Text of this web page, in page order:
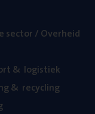
sec­tor / Overheid
& logistiek
& recycling